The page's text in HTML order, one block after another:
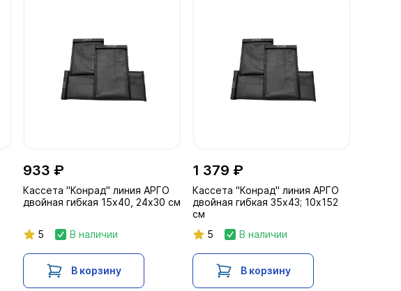
933 ₽
Кассета "Конрад" линия АРГО
двойная гибкая 15х40, 24х30 см
5 В наличии
В корзину
1 379 ₽
Кассета "Конрад" линия АРГО
двойная гибкая 35х43; 10х152
см
5
В наличии
В корзину